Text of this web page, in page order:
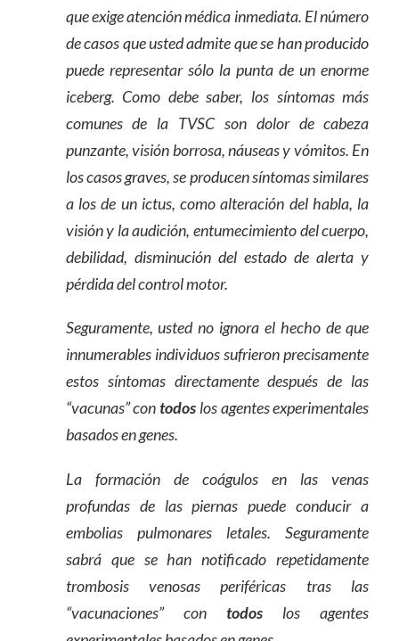
que exige atención médica inmediata. El número
de casos que usted admite que se han producido
puede representar sólo la punta de un enorme
iceberg. Como debe saber, los síntomas más
comunes de la TVSC son dolor de cabeza
punzante, visión borrosa, náuseas y vómitos. En
los casos graves, se producen síntomas similares
a los de un ictus, como alteración del habla, la
visión y la audición, entumecimiento del cuerpo,
debilidad, disminución del estado de alerta y
pérdida del control motor.
Seguramente, usted no ignora el hecho de que
innumerables individuos sufrieron precisamente
estos síntomas directamente después de las
“vacunas” contodoslos agentes experimentales
basados en genes.
La formación de coágulos en las venas
profundas de las piernas puede conducir a
embolias pulmonares letales. Seguramente
sabrá que se han notificado repetidamente
trombosis venosas periféricas tras las
“vacunaciones” con todos los agentes